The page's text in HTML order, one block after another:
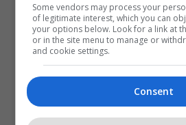
Some vendors may process your
of legitimate interest, which you can
your options below. Look for a link at
or in the site menu to manage or
and cookie settings.
Consent